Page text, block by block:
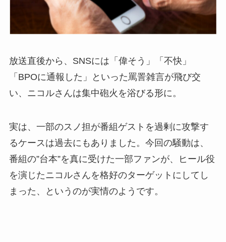
放送直後から、SNSには「偉そう」「不快」
「BPOに通報した」といった罵詈雑言が飛び交
い、ニコルさんは集中砲火を浴びる形に。
実は、一部のスノ担が番組ゲストを過剰に攻撃す
るケースは過去にもありました。今回の騒動は、
番組の”台本”を真に受けた一部ファンが、ヒール役
を演じたニコルさんを格好のターゲットにしてし
まった、というのが実情のようです。